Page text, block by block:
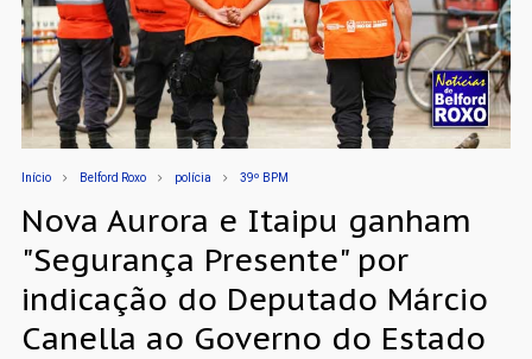
Início Belford Roxo polícia 39º BPM
Nova Aurora e Itaipu ganham
"Segurança Presente" por
indicação do Deputado Márcio
Canella ao Governo do Estado